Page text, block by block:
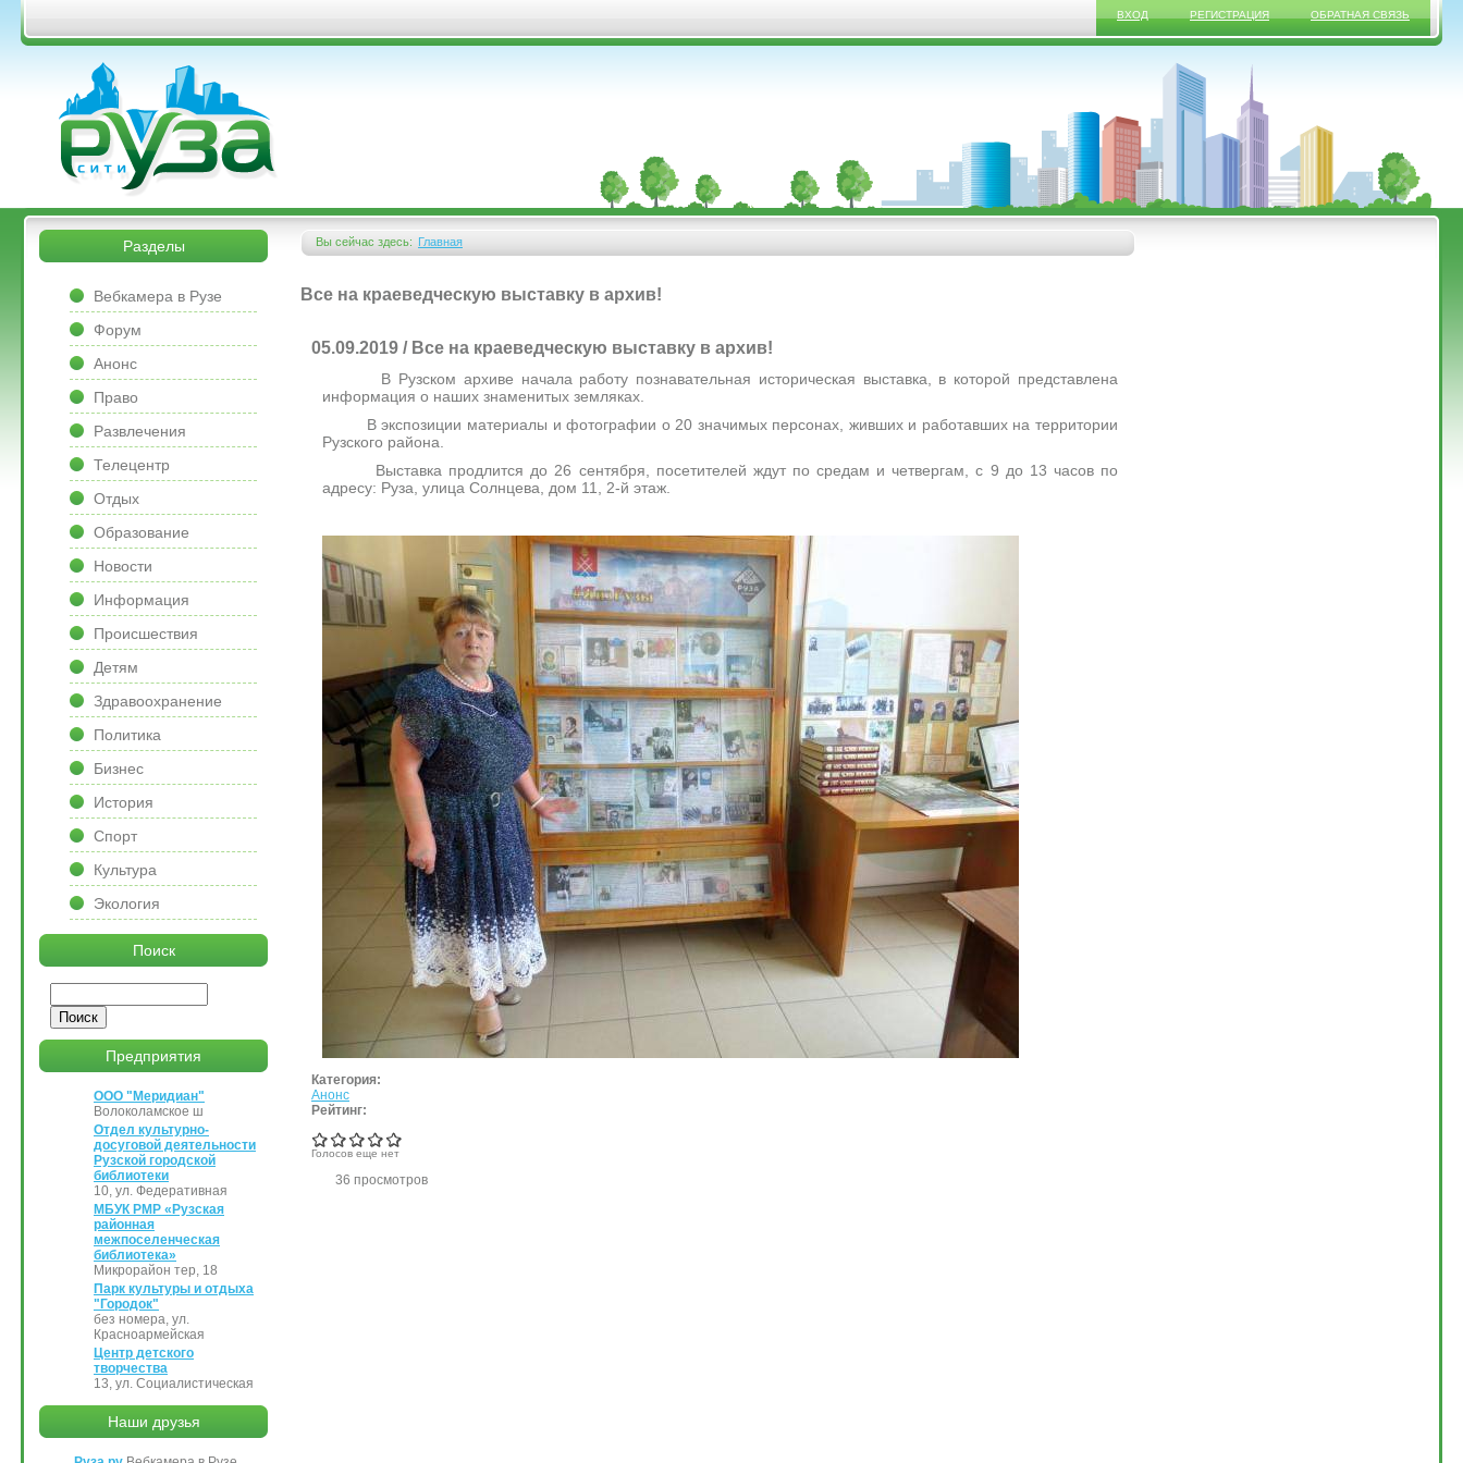
Перейти к основному содержанию ВХОД РЕГИСТРАЦИЯ ОБРАТНАЯ СВЯЗЬ
&bsps;
&bsps;
Вы сейчас здесь:
Вы здесь
Главная
Все на краеведческую выставку в архив!
05.09.2019 / Все на краеведческую выставку в архив!
В Рузском архиве начала работу познавательная историческая выставка, в которой представлена
информация о наших знаменитых земляках.
В экспозиции материалы и фотографии о 20 значимых персонах, живших и работавших на территории
Рузского района.
Выставка продлится до 26 сентября, посетителей ждут по средам и четвергам, с 9 до 13 часов по
адресу: Руза, улица Солнцева, дом 11, 2-й этаж.
Категория:
Анонс
Рейтинг:
Голосов еще нет
36 просмотров
Разделы
Вебкамера в Рузе
Форум
Анонс
Право
Развлечения
Телецентр
Отдых
Образование
Новости
Информация
Происшествия
Детям
Здравоохранение
Политика
Бизнес
История
Спорт
Культура
Экология
Поиск
Предприятия
ООО "Меридиан"
Волоколамское ш
Отдел культурно-
досуговой деятельности
Рузской городской
библиотеки
10, ул. Федеративная
МБУК РМР «Рузская
районная
межпоселенческая
библиотека»
Микрорайон тер, 18
Парк культуры и отдыха
"Городок"
без номера, ул.
Красноармейская
Центр детского
творчества
13, ул. Социалистическая
Наши друзья